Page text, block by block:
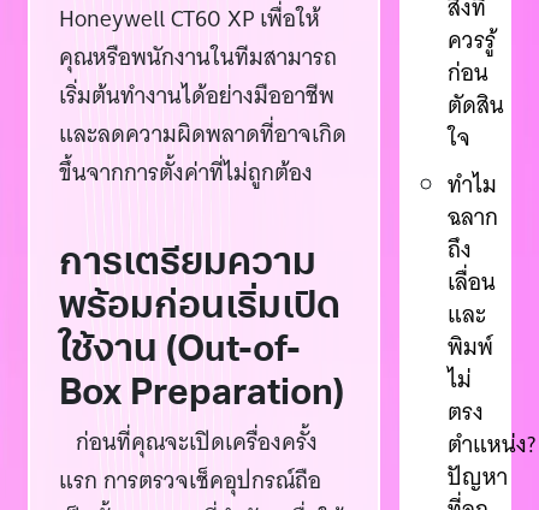
Honeywell CT60 XP เพื่อให้
คุณหรือพนักงานในทีมสามารถ
เริ่มต้นทำงานได้อย่างมืออาชีพ
และลดความผิดพลาดที่อาจเกิด
ขึ้นจากการตั้งค่าที่ไม่ถูกต้อง
การเตรียมความ
พร้อมก่อนเริ่มเปิด
ใช้งาน (Out-of-
Box Preparation)
ก่อนที่คุณจะเปิดเครื่องครั้ง
แรก การตรวจเช็คอุปกรณ์ถือ
สิ่งที่
ควรรู้
ก่อน
ตัดสิน
ใจ
ทำไม
ฉลาก
ถึง
เลื่อน
และ
พิมพ์
ไม่
ตรง
ตำแหน่ง?
ปัญหา